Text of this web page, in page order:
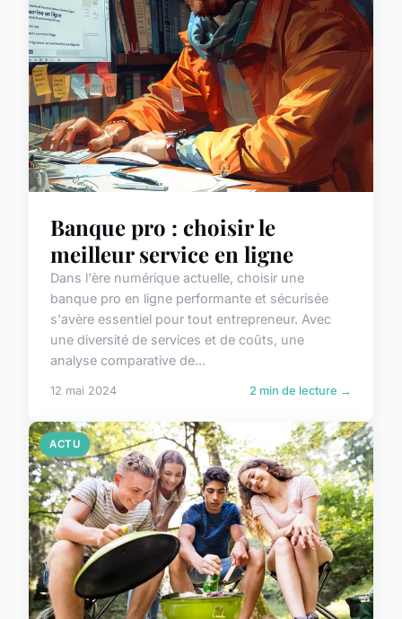
Banque pro : choisir le
meilleur service en ligne
Dans l'ère numérique actuelle, choisir une
banque pro en ligne performante et sécurisée
s'avère essentiel pour tout entrepreneur. Avec
une diversité de services et de coûts, une
analyse comparative de...
12 mai 2024 2 min de lecture →
ACTU